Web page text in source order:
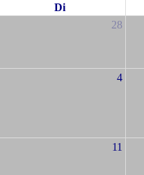
Di
28
4
11